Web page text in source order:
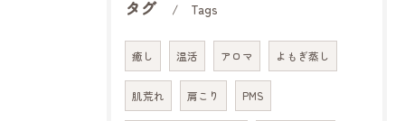
タグ Tags
癒し 温活 アロマ よもぎ蒸し
肌荒れ 肩こり PMS